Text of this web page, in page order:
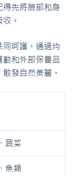
先將臉部和身
。
呵護。通過均
和外部保養品
發自然美麗。
蔬菜
魚類